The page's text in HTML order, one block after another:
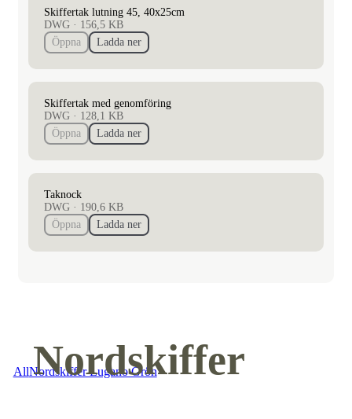
Skiffertak lutning 45, 40x25cm
DWG · 156,5 KB
Öppna
Ladda ner
Skiffertak med genomföring
DWG · 128,1 KB
Öppna
Ladda ner
Taknock
DWG · 190,6 KB
Öppna
Ladda ner
Nordskiffer
Lugano Grön
AllNordskiffer Lugano Grön